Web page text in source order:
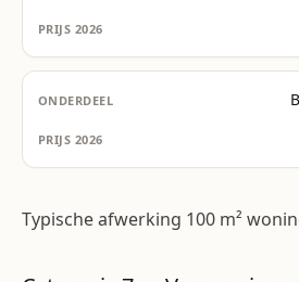
Typische afwerking 100 m²